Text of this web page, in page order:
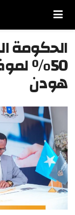
الحكومة
50%
هودن